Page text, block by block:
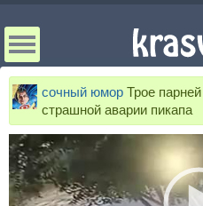
сочный юмор Трое
страшной аварии пикапа